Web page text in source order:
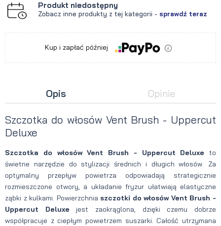
Produkt niedostępny
Zobacz inne produkty z tej kategorii - sprawdź teraz
Kup i zapłać później
Opis Opinie
Szczotka do włosów Vent Brush - Uppercut
Deluxe
Szczotka do włosów Vent Brush - Uppercut Deluxe to
świetne narzędzie do stylizacji średnich i długich włosów. Za
optymalny przepływ powietrza odpowiadają strategicznie
rozmieszczone otwory, a układanie fryzur ułatwiają elastyczne
ząbki z kulkami. Powierzchnia szczotki do włosów Vent Brush -
Uppercut Deluxe jest zaokrąglona, dzięki czemu dobrze
współpracuje z ciepłym powietrzem suszarki. Całość utrzymana